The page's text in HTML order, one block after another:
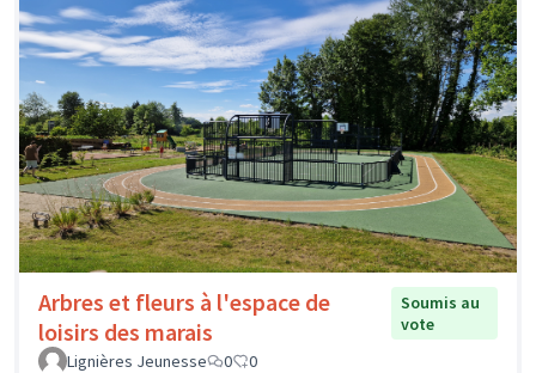
Arbres et fleurs à l'espace de
loisirs des marais
Soumis au
vote
Lignières Jeunesse
0 0